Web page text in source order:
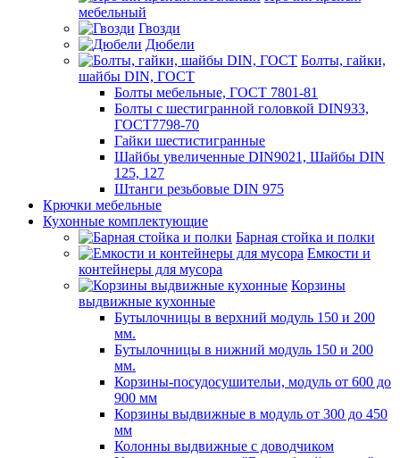
мебельный
Гвозди
Дюбели
Болты, гайки,
шайбы DIN, ГОСТ
Болты мебельные, ГОСТ 7801-81
Болты с шестигранной головкой DIN933,
ГОСТ7798-70
Гайки шестистигранные
Шайбы увеличенные DIN9021, Шайбы DIN
125, 127
Штанги резьбовые DIN 975
Крючки мебельные
Кухонные комплектующие
Барная стойка и полки
Емкости и
контейнеры для мусора
Корзины
выдвижные кухонные
Бутылочницы в верхний модуль 150 и 200
мм.
Бутылочницы в нижний модуль 150 и 200
мм.
Корзины-посудосушительи, модуль от 600 до
900 мм
Корзины выдвижные в модуль от 300 до 450
мм
Колонны выдвижные с доводчиком